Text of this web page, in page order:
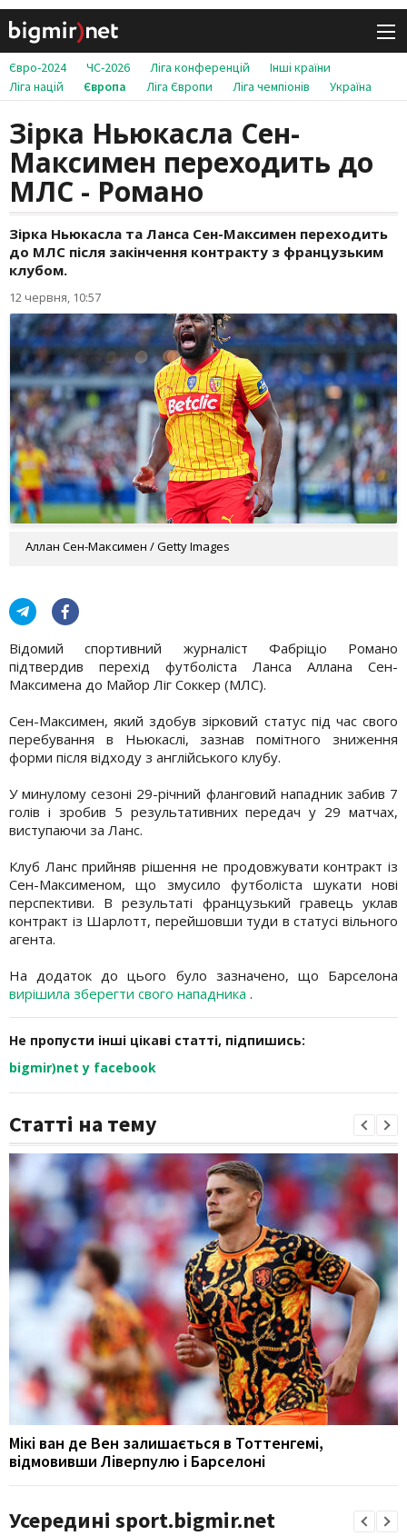
Євро-2024 ЧС-2026 Ліга конференцій
Інші країни
Ліга націй
Європа Ліга Європи Ліга чемпіонів Україна
Зірка Ньюкасла Сен-
Максимен переходить до
МЛС - Романо
Зірка Ньюкасла та Ланса Сен-Максимен переходить
до МЛС після закінчення контракту з французьким
клубом.
12 червня, 10:57
Аллан Сен-Максимен / Getty Images
Відомий спортивний журналіст Фабріціо Романо
підтвердив перехід футболіста Ланса Аллана Сен-
Максимена до Майор Ліг Соккер (МЛС).
Сен-Максимен, який здобув зірковий статус під час свого
перебування в Ньюкаслі, зазнав помітного зниження
форми після відходу з англійського клубу.
У минулому сезоні 29-річний фланговий нападник забив 7
голів і зробив 5 результативних передач у 29 матчах,
виступаючи за Ланс.
Клуб Ланс прийняв рішення не продовжувати контракт із
Сен-Максименом, що змусило футболіста шукати нові
перспективи. В результаті французький гравець уклав
контракт із Шарлотт, перейшовши туди в статусі вільного
агента.
На додаток до цього було зазначено, що Барселона
вирішила зберегти свого нападника .
Не пропусти інші цікаві статті, підпишись:
bigmir)net у facebook
Статті на тему
Мікі ван де Вен залишається в Тоттенгемі,
відмовивши Ліверпулю і Барселоні
Усередині sport.bigmir.net